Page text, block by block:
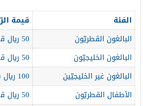
الفئة
قيمة
البالغون القطريّون
50 ريال قطريّ
البالغون الخليجيّون
50 ريال قطريّ
البالغون غير الخليجيّين
100 ريال قطريّ
الأطفال القطريّون
50 ريال قطريّ